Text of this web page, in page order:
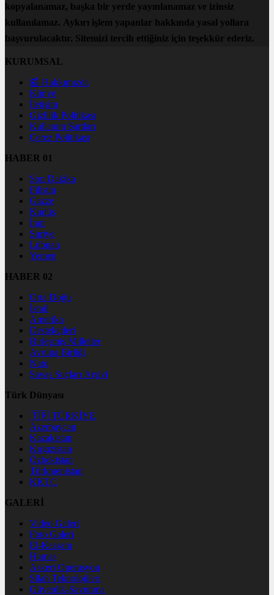
kopyalanamaz, başka bir yerde yayınlanamaz ve izinsiz
kullanılamaz. Aykırı işlem yapanlar hakkında yasal yollara
başvurulacaktır. Sitemizi tercih ettiğiniz için teşekkür ederiz.
KURUMSAL
📰 Hakkımızda
Künye
İletişim
Gizlilik Politikası
Kullanım Şartları
Çerez Politikası
HABER 01
Son Dakika
Filistin
Gazze
Kudüs
İran
Suriye
Lübnan
Yemen
HABER 02
Orta Doğu
İsrail
Amerika
Destekçileri
Birleşmiş Milletler
Avrupa Birliği
Nato
Savaş Suçları Arşivi
Türk Dünyası
🇹🇷 TÜRKİYE
Azerbaycan
Kazakistan
Kırgızistan
Özbekistan
Türkmenistan
KKTC
GALERİ
Video Galeri
Foto Galeri
El-Kassam
Hamas
Askeri Operasyon
Silah Teknolojileri
Güvenlik-Savunma